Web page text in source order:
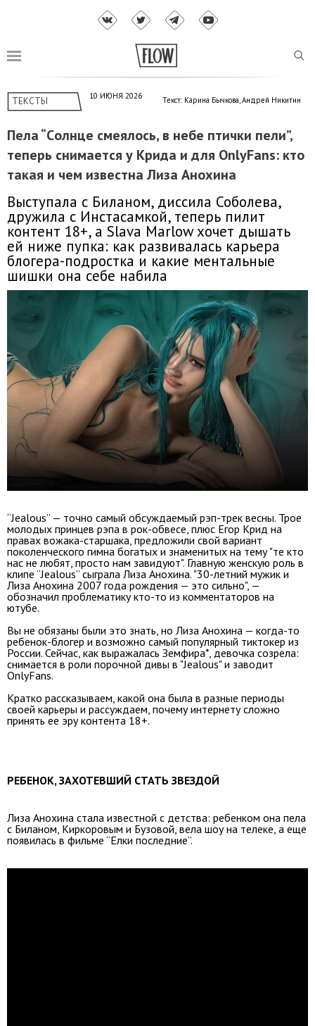
ТЕКСТЫ 10 ИЮНЯ 2026 Текст: Карина Бычкова, Андрей Никитин
Пела “Cолнце смеялось, в небе птички пели”,
теперь снимается у Крида и для OnlyFans: кто
такая и чем известна Лиза Анохина
Выступала с Биланом, диссила Соболева,
дружила с Инстасамкой, теперь пилит
контент 18+, а Slava Marlow хочет дышать
ей ниже пупка: как развивалась карьера
блогера-подростка и какие ментальные
шишки она себе набила
“Jealous” — точно самый обсуждаемый рэп-трек весны. Трое
молодых принцев рэпа в рок-обвесе, плюс Егор Крид на
правах вожака-старшака, предложили свой вариант
поколенческого гимна богатых и знаменитых на тему "те кто
нас не любят, просто нам завидуют". Главную женскую роль в
клипе “Jealous” сыграла Лиза Анохина. "30-летний мужик и
Лиза Анохина 2007 года рождения — это сильно", —
обозначил проблематику кто-то из комментаторов на
ютубе.
Вы не обязаны были это знать, но Лиза Анохина — когда-то
ребенок-блогер и возможно самый популярный тиктокер из
России. Сейчас, как выражалась Земфира*, девочка созрела:
снимается в роли порочной дивы в "Jealous" и заводит
OnlyFans.
Кратко рассказываем, какой она была в разные периоды
своей карьеры и рассуждаем, почему интернету сложно
принять ее эру контента 18+.
РЕБЕНОК, ЗАХОТЕВШИЙ СТАТЬ ЗВЕЗДОЙ
Лиза Анохина стала известной с детства: ребенком она пела
с Биланом, Киркоровым и Бузовой, вела шоу на телеке, а еще
появилась в фильме “Елки последние”.